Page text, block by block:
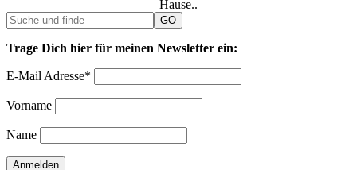
Hause..
Trage Dich hier für meinen Newsletter ein:
E-Mail Adresse*
Vorname
Name